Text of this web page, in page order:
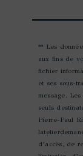
** Les
aux fins de
fichier
et ses sous-
message.
seuls
Pierre-Paul
d’accès, de